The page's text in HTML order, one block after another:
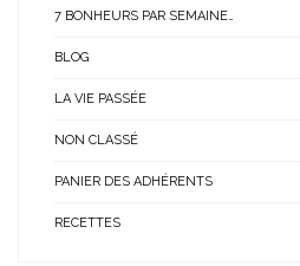
7 BONHEURS PAR SEMAINE…
BLOG
LA VIE PASSÉE
NON CLASSÉ
PANIER DES ADHÉRENTS
RECETTES